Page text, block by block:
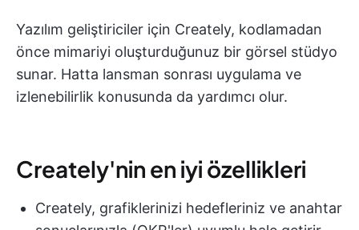
Yazılım geliştiriciler için Creately, kodlamadan
önce mimariyi oluşturduğunuz bir görsel stüdyo
sunar. Hatta lansman sonrası uygulama ve
izlenebilirlik konusunda da yardımcı olur.
Creately'nin en iyi özellikleri
Creately, grafiklerinizi hedefleriniz ve anahtar